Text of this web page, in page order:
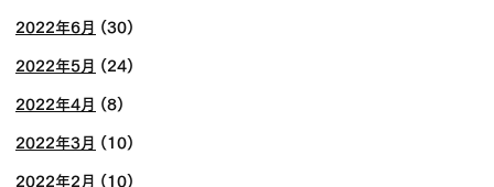
2022年6月 (30)
2022年5月 (24)
2022年4月 (8)
2022年3月 (10)
2022年2月 (10)